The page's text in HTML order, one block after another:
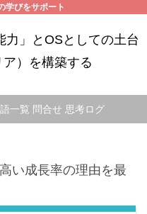
びをサポート
力」とOSとしての土台
ア）を構築する
一覧 問合せ 思考ログ
い成長率の理由を最